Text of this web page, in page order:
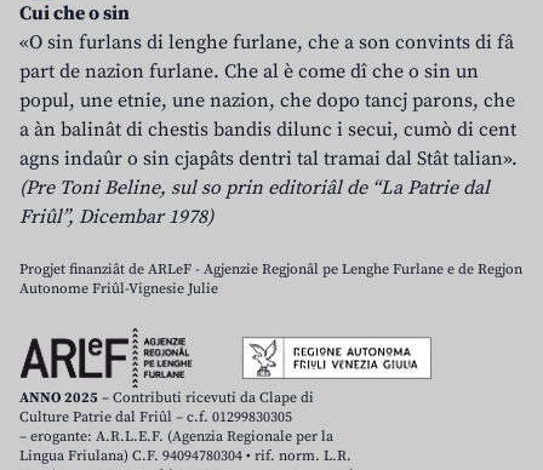
Cui che o sin
«O sin furlans di lenghe furlane, che a son convints di fâ
part de nazion furlane. Che al è come dî che o sin un
popul, une etnie, une nazion, che dopo tancj parons, che
a àn balinât di chestis bandis dilunc i secui, cumò di cent
agns indaûr o sin cjapâts dentri tal tramai dal Stât talian».
(Pre Toni Beline, sul so prin editoriâl de “La Patrie dal
Friûl”, Dicembar 1978)
Progjet finanziât de ARLeF - Agjenzie Regjonâl pe Lenghe Furlane e de Regjon
Autonome Friûl-Vignesie Julie
ANNO 2025 – Contributi ricevuti da Clape di
Culture Patrie dal Friûl – c.f. 01299830305
– erogante: A.R.L.E.F. (Agenzia Regionale per la
Lingua Friulana) C.F. 94094780304 • rif. norm. L.R.